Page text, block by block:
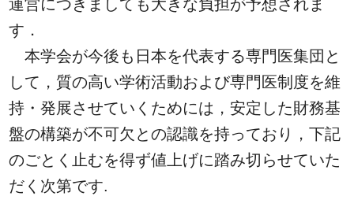
運営につきましても大きな負担が予想されま
す．
本学会が今後も日本を代表する専門医集団と
して，質の高い学術活動および専門医制度を維
持・発展させていくためには，安定した財務基
盤の構築が不可欠との認識を持っており，下記
のごとく止むを得ず値上げに踏み切らせていた
だく次第です.